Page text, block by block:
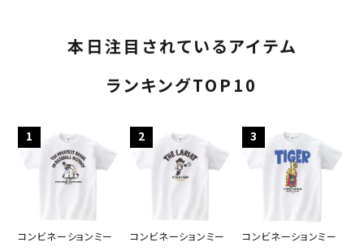
本日注目されているアイテム
ランキングTOP10
1
コンビネーションミー
2
コンビネーションミー
3
コンビネーションミー